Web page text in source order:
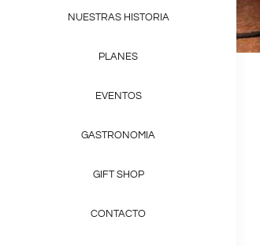
NUESTRAS HISTORIA
PLANES
EVENTOS
GASTRONOMIA
GIFT SHOP
CONTACTO